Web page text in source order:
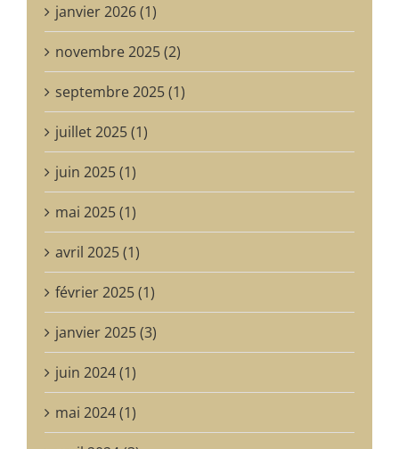
janvier 2026 (1)
novembre 2025 (2)
septembre 2025 (1)
juillet 2025 (1)
juin 2025 (1)
mai 2025 (1)
avril 2025 (1)
février 2025 (1)
janvier 2025 (3)
juin 2024 (1)
mai 2024 (1)